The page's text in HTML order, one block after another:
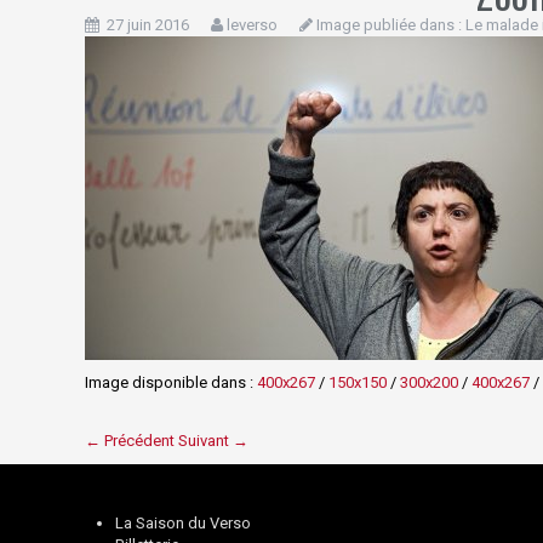
27 juin 2016 leverso Image publiée dans : Le malade
Image disponible dans : 400x267/ 150x150/ 300x200/ 400x267/
← Précédent Suivant →
La Saison du Verso